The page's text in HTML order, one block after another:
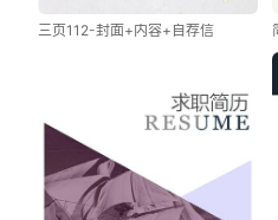
三页112-封面+内容+自荐信